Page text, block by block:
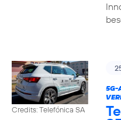
Credits: Telefónica SA
5G-